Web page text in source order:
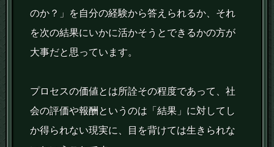
のか？」を自分の経験から答えられるか、それ
を次の結果にいかに活かそうとできるかの方が
大事だと思っています。
プロセスの価値とは所詮その程度であって、社
会の評価や報酬というのは「結果」に対してし
か得られない現実に、目を背けては生きられな